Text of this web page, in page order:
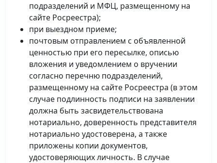
подразделений и МФЦ, размещенному на
сайте Росреестра);
при выездном приеме;
почтовым отправлением с объявленной
ценностью при его пересылке, описью
вложения и уведомлением о вручении
согласно перечню подразделений,
размещенному на сайте Росреестра (в этом
случае подлинность подписи на заявлении
должна быть засвидетельствована
нотариально, доверенность представителя
нотариально удостоверена, а также
приложены копии документов,
удостоверяющих личность. В случае